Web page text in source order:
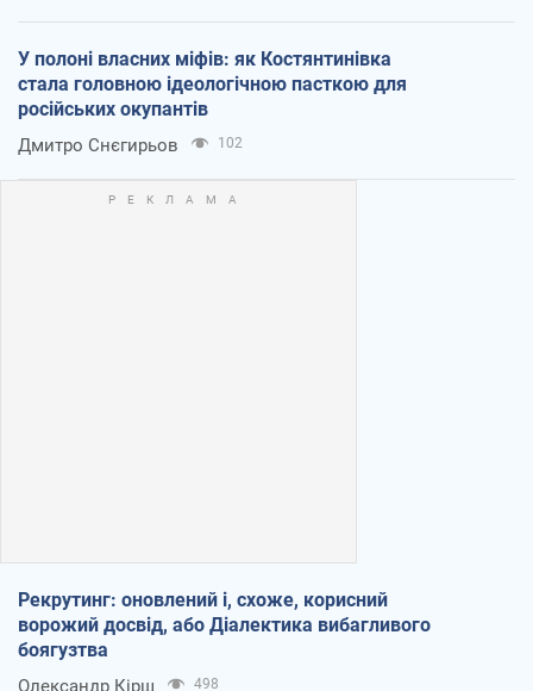
У полоні власних міфів: як Костянтинівка
стала головною ідеологічною пасткою для
російських окупантів
Дмитро Снєгирьов 102
Рекрутинг: оновлений і, схоже, корисний
ворожий досвід, або Діалектика вибагливого
боягузтва
Олександр Кірш 498